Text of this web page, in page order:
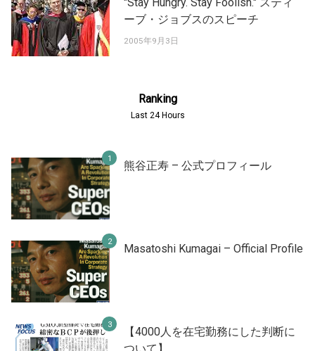
ーブ・ジョブスのスピーチ
2005年9月3日
Ranking
Last 24 Hours
熊谷正寿 – 公式プロフィール
Masatoshi Kumagai – Official Profile
【4000人を在宅勤務にした判断に